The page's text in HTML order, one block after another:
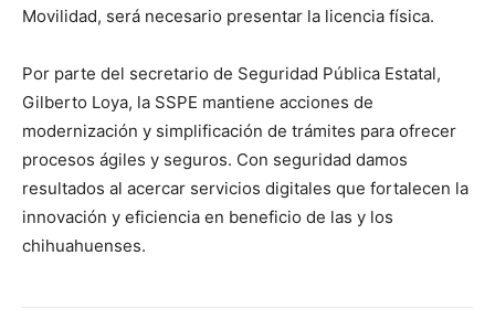
Movilidad, será necesario presentar la licencia física.
Por parte del secretario de Seguridad Pública Estatal,
Gilberto Loya, la SSPE mantiene acciones de
modernización y simplificación de trámites para ofrecer
procesos ágiles y seguros. Con seguridad damos
resultados al acercar servicios digitales que fortalecen la
innovación y eficiencia en beneficio de las y los
chihuahuenses.